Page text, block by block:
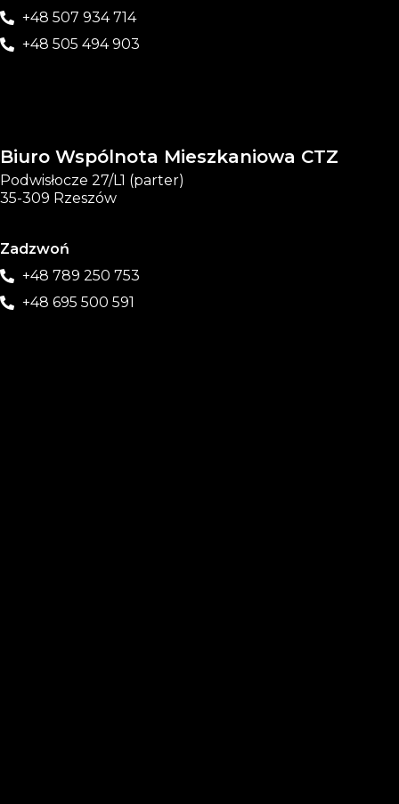
+48 507 934 714
+48 505 494 903
Biuro Wspólnota Mieszkaniowa CTZ
Podwisłocze 27/L1 (parter)
35-309 Rzeszów
Zadzwoń
+48 789 250 753
+48 695 500 591